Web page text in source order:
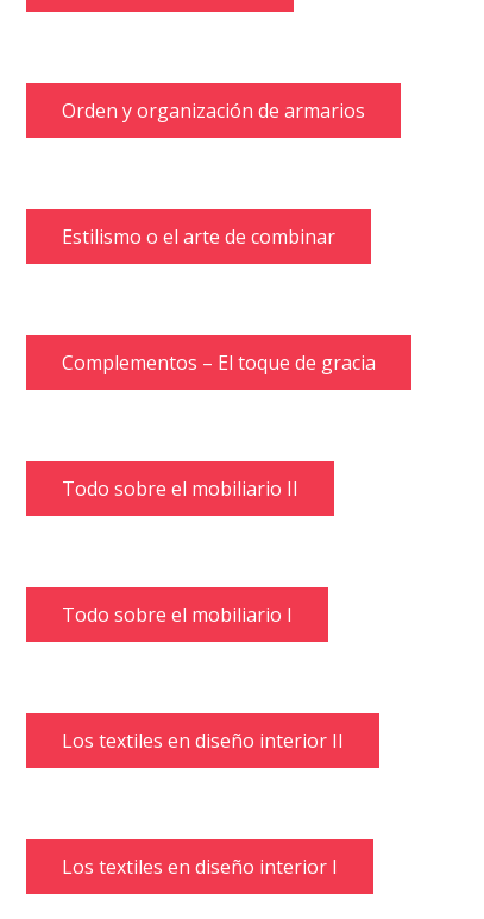
Orden y organización de armarios
Estilismo o el arte de combinar
Complementos – El toque de gracia
Todo sobre el mobiliario II
Todo sobre el mobiliario I
Los textiles en diseño interior II
Los textiles en diseño interior I